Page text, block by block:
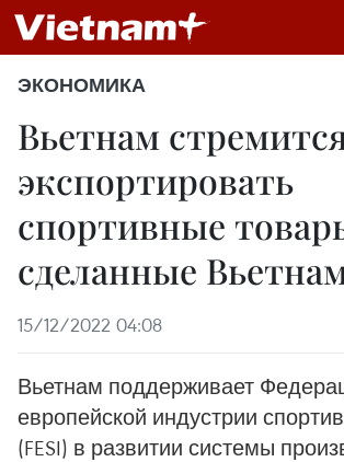
ЭКОНОМИКА
Вьетнам
экспортировать
спортивные
сделанные
15/12/2022 04:08
Вьетнам поддерживает
европейской индустрии
(FESI) в развитии системы